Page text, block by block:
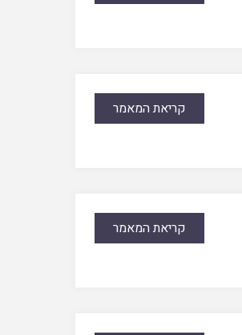
קריאת המאמר
קריאת המאמר